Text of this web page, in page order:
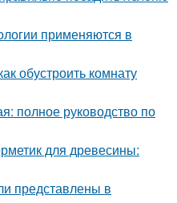
применяются в
обустроить комнату
полное руководство по
для древесины:
представлены в